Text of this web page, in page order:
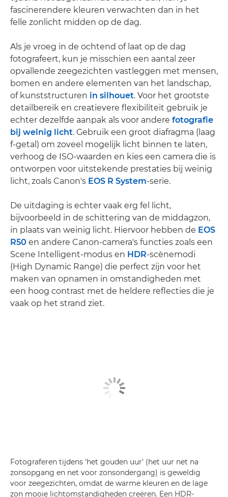
fascinerendere kleuren verwachten dan in het
felle zonlicht midden op de dag.
Als je vroeg in de ochtend of laat op de dag
fotografeert, kun je misschien een aantal zeer
opvallende zeegezichten vastleggen met mensen,
bomen en andere elementen van het landschap,
of kunststructuren in silhouet. Voor het grootste
detailbereik en creatievere flexibiliteit gebruik je
echter dezelfde aanpak als voor andere fotografie
bij weinig licht. Gebruik een groot diafragma (laag
f-getal) om zoveel mogelijk licht binnen te laten,
verhoog de ISO-waarden en kies een camera die is
ontworpen voor uitstekende prestaties bij weinig
licht, zoals Canon's EOS R System-serie.
De uitdaging is echter vaak erg fel licht,
bijvoorbeeld in de schittering van de middagzon,
in plaats van weinig licht. Hiervoor hebben de EOS
R50 en andere Canon-camera's functies zoals een
Scene Intelligent-modus en HDR-scènemodi
(High Dynamic Range) die perfect zijn voor het
maken van opnamen in omstandigheden met
een hoog contrast met de heldere reflecties die je
vaak op het strand ziet.
Fotograferen tijdens 'het gouden uur' (het uur net na
zonsopgang en net voor zonsondergang) is geweldig
voor zeegezichten, omdat de warme kleuren en de lage
zon mooie lichtomstandigheden creëren. Een HDR-